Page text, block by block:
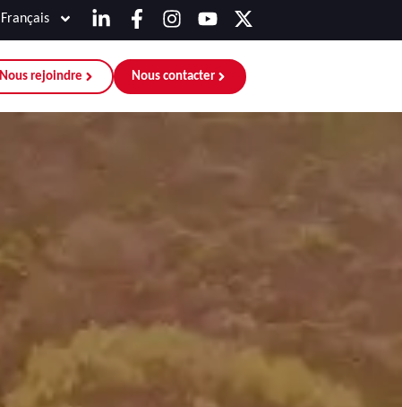
Français
Nous rejoindre Nous contacter